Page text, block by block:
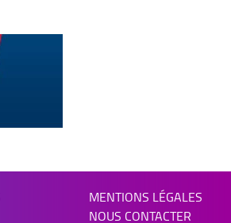
MENTIONS LÉGALES
NOUS CONTACTER